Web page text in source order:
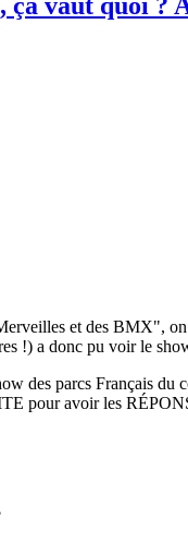
ça vaut quoi ?
et des BMX",
!) a donc pu voir le
des parcs Français du
pour avoir les